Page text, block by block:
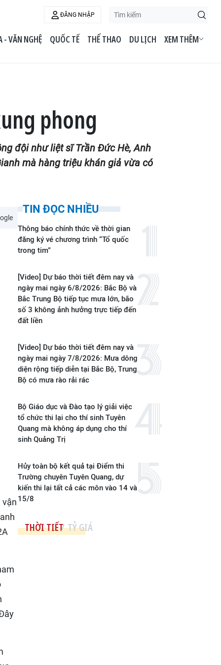
ĐĂNG NHẬP
- VĂN NGHỆ QUỐC TẾ THỂ THAO DU LỊCH XEM THÊM
phong
đội như liệt sĩ Trần Đức Hè, Anh
mà hàng triệu khán giả vừa có
vận
TIN ĐỌC NHIỀU
Thông báo chính thức về thời gian
đăng ký vé chương trình “Tổ quốc
trong tim”
[Video] Dự báo thời tiết đêm nay và
ngày mai ngày 6/8/2026: Bắc Bộ và
Bắc Trung Bộ tiếp tục mưa lớn, bão
số 3 không ảnh hưởng trực tiếp đến
đất liền
[Video] Dự báo thời tiết đêm nay và
ngày mai ngày 7/8/2026: Mưa dông
diện rộng tiếp diễn tại Bắc Bộ, Trung
Bộ có mưa rào rải rác
Bộ Giáo dục và Đào tạo lý giải việc
tổ chức thi lại cho thí sinh Tuyên
Quang mà không áp dụng cho thí
sinh Quảng Trị
Hủy toàn bộ kết quả tại Điểm thi
Trường chuyên Tuyên Quang, dự
kiến thi lại tất cả các môn vào 14 và
15/8
THỜI TIẾT TỶ GIÁ